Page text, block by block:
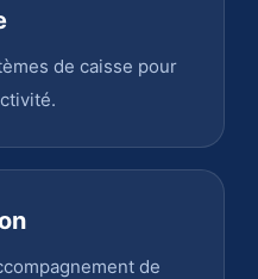
de caisse pour
de